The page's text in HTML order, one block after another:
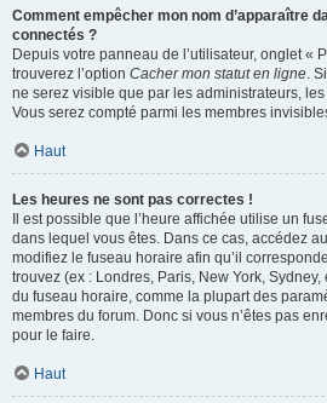
Comment empêcher mon nom d’apparaître
connectés ?
Depuis votre panneau de l’utilisateur, onglet «
trouverez l’option Cacher mon statut en ligne.
ne serez visible que par les administrateurs,
Vous serez compté parmi les membres
Haut
Les heures ne sont pas correctes !
Il est possible que l’heure affichée utilise un
dans lequel vous êtes. Dans ce cas, accédez au
modifiez le fuseau horaire afin qu’il
trouvez (ex : Londres, Paris, New York,
du fuseau horaire, comme la plupart des
membres du forum. Donc si vous n’êtes pas
pour le faire.
Haut